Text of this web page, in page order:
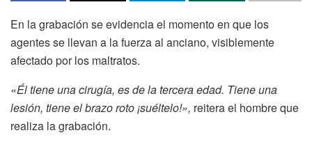
En la grabación se evidencia el momento en que los
agentes se llevan a la fuerza al anciano, visiblemente
afectado por los maltratos.
«Él tiene una cirugía, es de la tercera edad. Tiene una
lesión, tiene el brazo roto ¡suéltelo!», reitera el hombre que
realiza la grabación.